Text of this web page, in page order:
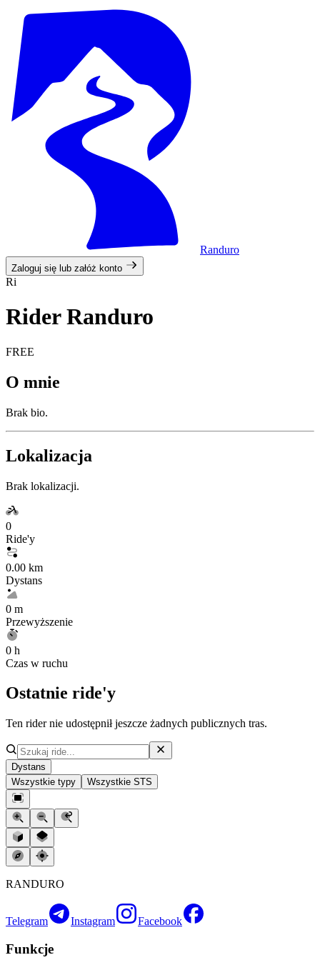
Randuro
Zaloguj się lub załóż konto
Ri
Rider Randuro
FREE
O mnie
Brak bio.
Lokalizacja
Brak lokalizacji.
0
Ride'y
0.00 km
Dystans
0 m
Przewyższenie
0 h
Czas w ruchu
Ostatnie ride'y
Ten rider nie udostępnił jeszcze żadnych publicznych tras.
Dystans
Wszystkie typy
Wszystkie STS
RANDURO
Telegram Instagram Facebook
Funkcje